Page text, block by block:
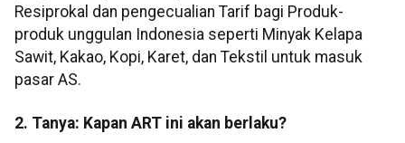
Resiprokal dan pengecualian Tarif bagi Produk-
produk unggulan Indonesia seperti Minyak Kelapa
Sawit, Kakao, Kopi, Karet, dan Tekstil untuk masuk
pasar AS.
2. Tanya: Kapan ART ini akan berlaku?